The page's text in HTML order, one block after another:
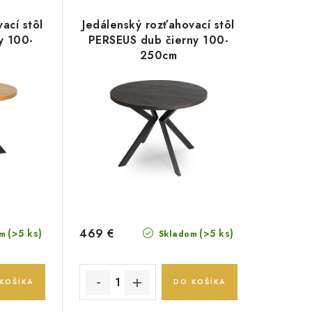
stôl
100-
(>5 ks)
Jedálenský rozťahovací stôl
PERSEUS dub čierny 100-
250cm
Skladom (>5 ks)
469 €
DO KOŠÍKA